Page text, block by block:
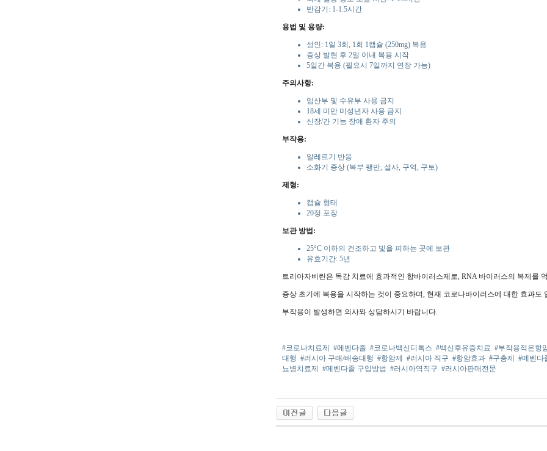
반감기: 1-1.5시간
용법 및 용량:
성인: 1일 3회, 1회 1캡슐 (250mg) 복용
증상 발현 후 2일 이내 복용 시작
5일간 복용 (필요시 7일까지 연장 가능)
주의사항:
임산부 및 수유부 사용 금지
18세 미만 미성년자 사용 금지
신장/간 기능 장애 환자 주의
부작용:
알레르기 반응
소화기 증상 (복부 팽만, 설사, 구역, 구토)
제형:
캡슐 형태
20정 포장
보관 방법:
25°C 이하의 건조하고 빛을 피하는 곳에 보관
유효기간: 5년
트리아자비린은 독감 치료에 효과적인 항바이러스제로, RNA 바이러스의 복제를
증상 초기에 복용을 시작하는 것이 중요하며, 현재 코로나바이러스에 대한 효과도
부작용이 발생하면 의사와 상담하시기 바랍니다.
#코로나치료제 #메벤다졸 #코로나백신디톡스 #백신후유증치료 #부작용적은항
대행 #러시아 구매/배송대행 #항암제 #러시아 직구 #항암효과 #구충제
#메벤다
뇨병치료제
#메벤다졸 구입방법 #러시아역직구 #러시아판매전문